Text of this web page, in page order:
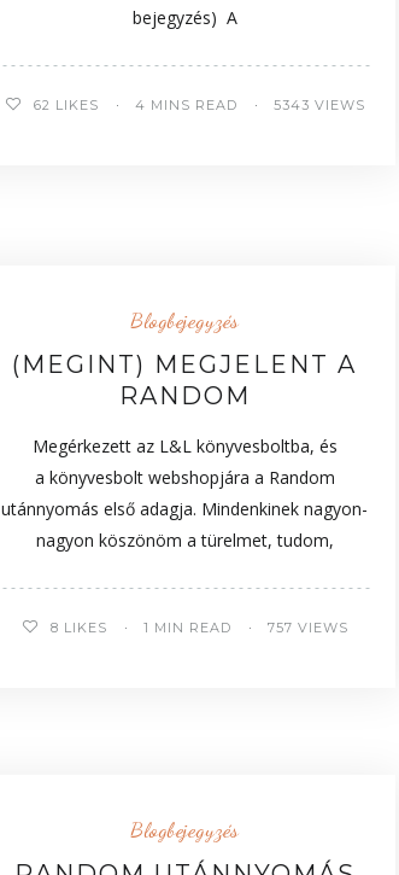
bejegyzés) A
62 LIKES 4 MINS READ 5343 VIEWS
Blogbejegyzés
(MEGINT) MEGJELENT A
RANDOM
Megérkezett az L&L könyvesboltba, és
a könyvesbolt webshopjára a Random
utánnyomás első adagja. Mindenkinek nagyon-
nagyon köszönöm a türelmet, tudom,
8 LIKES 1 MIN READ 757 VIEWS
Blogbejegyzés